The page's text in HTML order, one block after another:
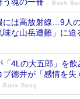
う魂の一冊
Book
には高放射線…9人
味な山岳遭難」に迫
4Lの大五郎」を飲
徳井が「感情を失
Book Bang